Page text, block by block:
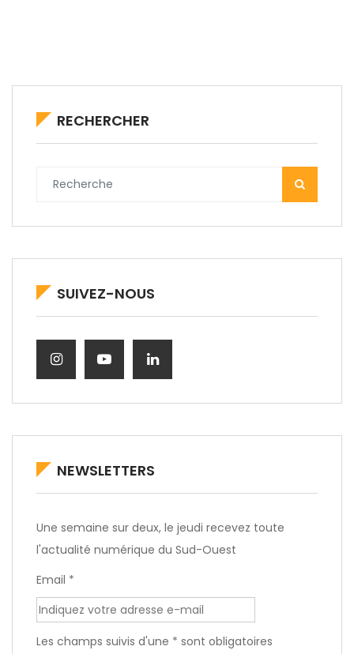
RECHERCHER
SUIVEZ-NOUS
NEWSLETTERS
Une semaine sur deux, le jeudi recevez toute
l'actualité numérique du Sud-Ouest
Email *
Les champs suivis d'une * sont obligatoires